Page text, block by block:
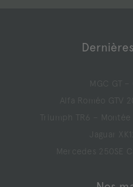
MGC GT –
Alfa Roméo GTV
Triumph TR6 –
Jaguar
Mercedes 250SE